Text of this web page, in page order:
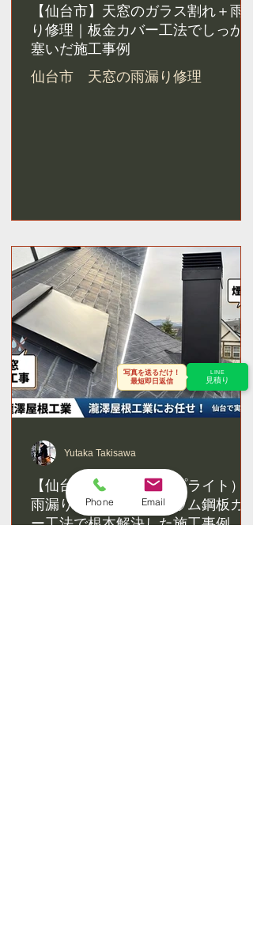
【仙台市】天窓のガラス割れ＋雨漏
り修理｜板金カバー工法でしっかり
塞いだ施工事例
仙台市 天窓の雨漏り修理
【仙台市】天窓（トップライト）の
雨漏り修理｜ガルバリウム鋼板カバ
ー工法で根本解決した施工事例
Yutaka Takisawa
Phone Email
写真を送るだけ！
最短即日返信
LINE
見積り